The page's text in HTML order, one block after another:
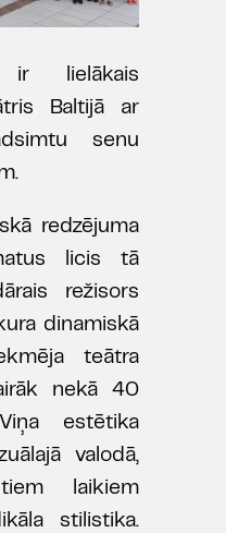
ir lielākais
Baltijā ar
senu
redzējuma
licis tā
režisors
dinamiskā
teātra
nekā 40
estētika
valodā,
laikiem
stilistika.